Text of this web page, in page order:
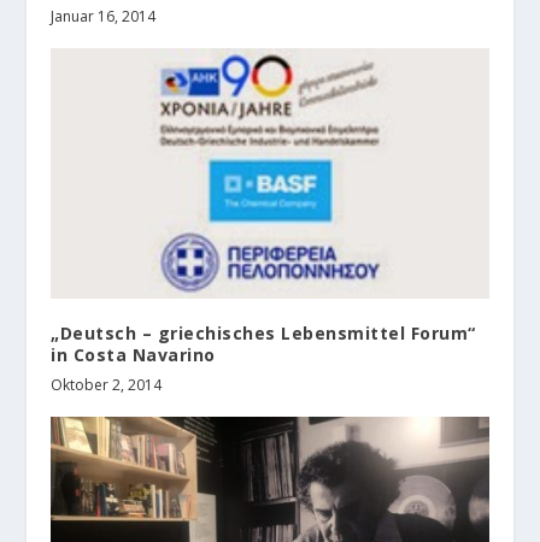
Januar 16, 2014
„Deutsch – griechisches Lebensmittel Forum“
in Costa Navarino
Oktober 2, 2014